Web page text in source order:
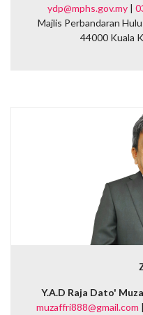
ydp@mphs.gov.my|
Majlis Perbandaran
44000 Kuala
Y.A.D Raja Dato'
muzaffri888@gmail.com |